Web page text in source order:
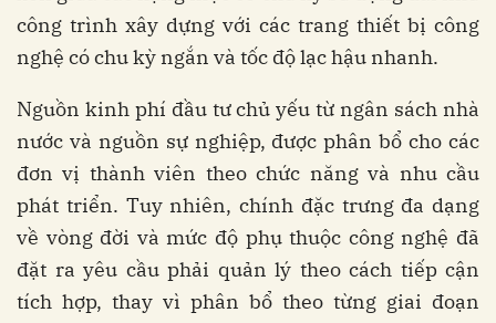
công trình xây dựng với các trang thiết bị công
nghệ có chu kỳ ngắn và tốc độ lạc hậu nhanh.
Nguồn kinh phí đầu tư chủ yếu từ ngân sách nhà
nước và nguồn sự nghiệp, được phân bổ cho các
đơn vị thành viên theo chức năng và nhu cầu
phát triển. Tuy nhiên, chính đặc trưng đa dạng
về vòng đời và mức độ phụ thuộc công nghệ đã
đặt ra yêu cầu phải quản lý theo cách tiếp cận
tích hợp, thay vì phân bổ theo từng giai đoạn